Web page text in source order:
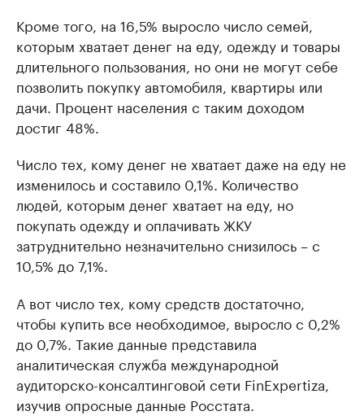
Кроме того, на 16,5% выросло число семей,
которым хватает денег на еду, одежду и товары
длительного пользования, но они не могут себе
позволить покупку автомобиля, квартиры или
дачи. Процент населения с таким доходом
достиг 48%.
Число тех, кому денег не хватает даже на еду не
изменилось и составило 0,1%. Количество
людей, которым денег хватает на еду, но
покупать одежду и оплачивать ЖКУ
затруднительно незначительно снизилось – с
10,5% до 7,1%.
А вот число тех, кому средств достаточно,
чтобы купить все необходимое, выросло с 0,2%
до 0,7%. Такие данные представила
аналитическая служба международной
аудиторско-консалтинговой сети FinExpertiza,
изучив опросные данные Росстата.